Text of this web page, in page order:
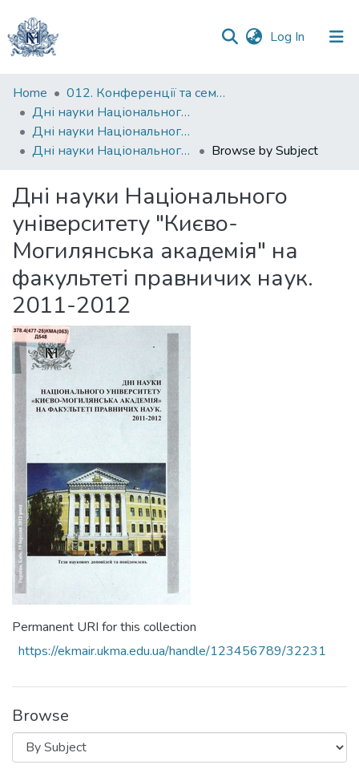
Log In (current)
Communities
&
Collections
All of DSpace
Home
012. Конференції та семінари НаУКМА
Дні науки Національного університету "Києво-Могилянська академія"
Дні науки Національного університету "Києво-Могилянська академія" на факультеті правничих наук
Дні науки Національного університету "Києво-Могилянська академія" на факультеті правничих наук. 2011-2012
Browse by Subject
Дні науки Національного
університету "Києво-
Могилянська академія" на
факультеті правничих наук.
2011-2012
Permanent URI for this collection
https://ekmair.ukma.edu.ua/handle/123456789/32231
Browse